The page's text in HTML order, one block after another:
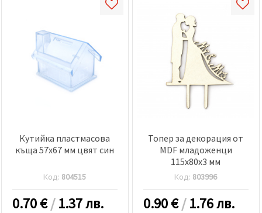
Кутийка пластмасова
къща 57x67 мм цвят син
Код: 804515
0.70€/1.37 лв.
Топер за декорация от
MDF младоженци
115x80x3 мм
Код: 803996
0.90€/1.76 лв.